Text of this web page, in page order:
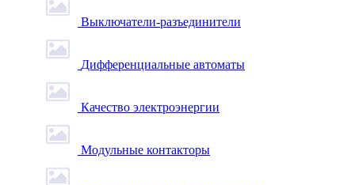
Выключатели-разъединители
Дифференциальные автоматы
Качество электроэнергии
Модульные контакторы